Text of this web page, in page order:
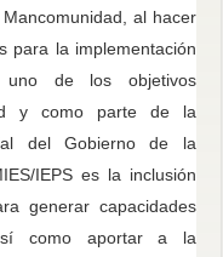
al hacer
para la implementación
uno de los objetivos
y como parte de la
del Gobierno de la
IEPS es la inclusión
generar capacidades
como aportar a la